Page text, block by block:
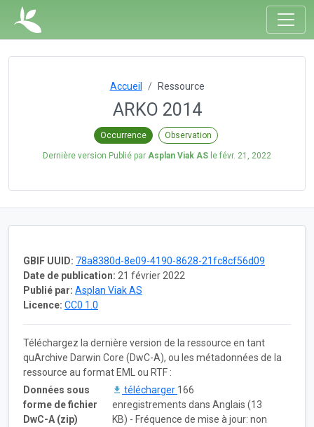
Accueil Ressource
ARKO 2014
Occurrence Observation
Dernière version Publié par Asplan Viak AS le févr. 21, 2022
GBIF UUID: 78a8380d-8e09-4190-8628-21fc8cf56d09
Date de publication: 21 février 2022
Publié par: Asplan Viak AS
Licence: CC0 1.0
Téléchargez la dernière version de la ressource en tant
quArchive Darwin Core (DwC-A), ou les métadonnées de la
ressource au format EML ou RTF :
Données sous
forme de fichier
DwC-A (zip)
télécharger 166
enregistrements dans Anglais (13
KB) - Fréquence de mise à jour: non